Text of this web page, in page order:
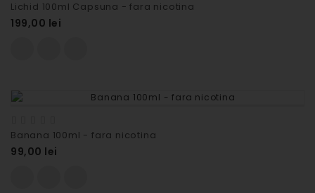
Lichid 100ml Capsuna - fara nicotina
199,00 lei
Banana 100ml - fara nicotina
99,00 lei